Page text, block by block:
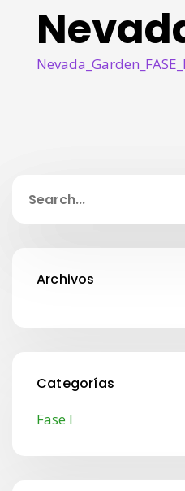
Archivos
Categorías
Fase I